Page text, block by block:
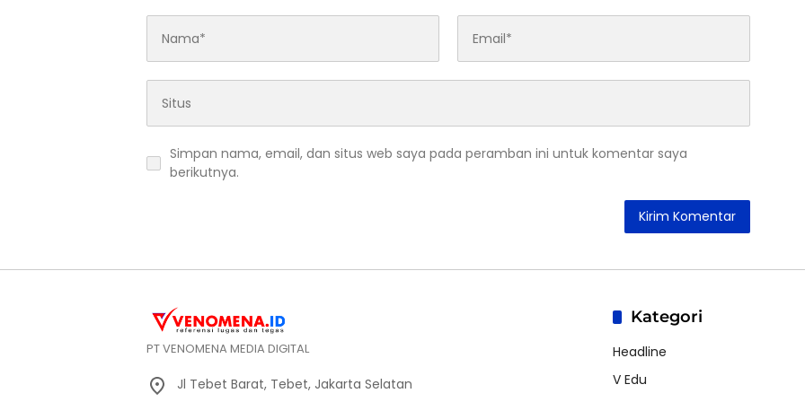
Simpan nama, email, dan situs web saya pada peramban ini untuk komentar saya
berikutnya.
PT VENOMENA MEDIA DIGITAL
Jl Tebet Barat, Tebet, Jakarta Selatan
Kategori
Headline
V Edu